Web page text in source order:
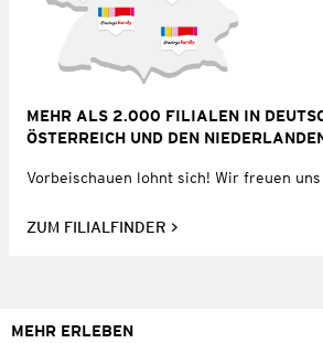
MEHR ALS 2.000 FILIALEN IN
ÖSTERREICH UND DEN
Vorbeischauen lohnt sich! Wir freuen
ZUM FILIALFINDER
MEHR ERLEBEN